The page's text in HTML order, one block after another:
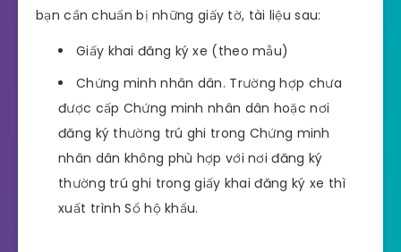
bạn cần chuẩn bị những giấy tờ, tài liệu sau:
Giấy khai đăng ký xe (theo mẫu)
Chứng minh nhân dân. Trường hợp chưa
được cấp Chứng minh nhân dân hoặc nơi
đăng ký thường trú ghi trong Chứng minh
nhân dân không phù hợp với nơi đăng ký
thường trú ghi trong giấy khai đăng ký xe thì
xuất trình Sổ hộ khẩu.